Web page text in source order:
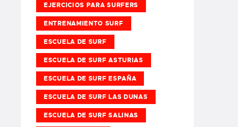
EJERCICIOS PARA SURFERS
ENTRENAMIENTO SURF
ESCUELA DE SURF
ESCUELA DE SURF ASTURIAS
ESCUELA DE SURF ESPAÑA
ESCUELA DE SURF LAS DUNAS
ESCUELA DE SURF SALINAS